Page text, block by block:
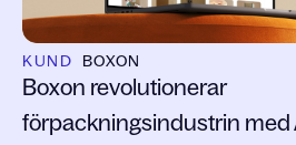
KUND BOXON
Boxon revolutionerar
förpackningsindustrin med